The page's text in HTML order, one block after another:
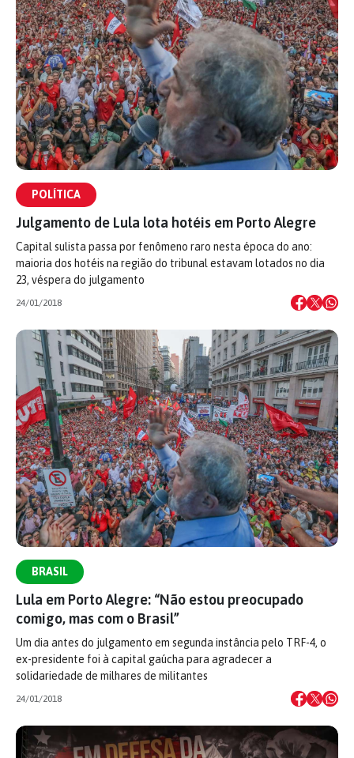
POLÍTICA
Julgamento de Lula lota hotéis em Porto Alegre
Capital sulista passa por fenômeno raro nesta época do ano:
maioria dos hotéis na região do tribunal estavam lotados no dia
23, véspera do julgamento
24/01/2018
BRASIL
Lula em Porto Alegre: “Não estou preocupado
comigo, mas com o Brasil”
Um dia antes do julgamento em segunda instância pelo TRF-4, o
ex-presidente foi à capital gaúcha para agradecer a
solidariedade de milhares de militantes
24/01/2018